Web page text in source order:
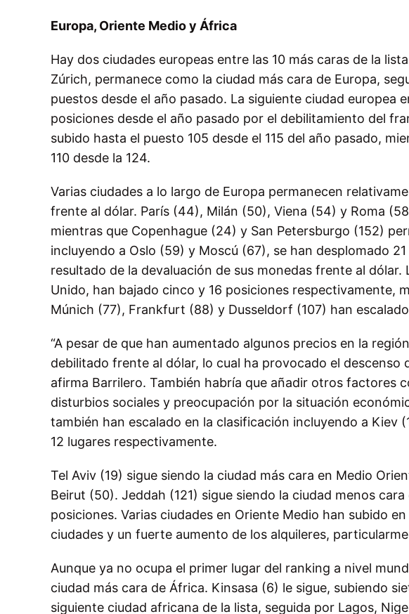
Europa, Oriente Medio y África
Hay dos ciudades europeas entre las 10 más caras de la
Zúrich, permanece como la ciudad más cara de Europa,
puestos desde el año pasado. La siguiente ciudad europea
posiciones desde el año pasado por el debilitamiento del
subido hasta el puesto 105 desde el 115 del año pasado,
110 desde la 124.
Varias ciudades a lo largo de Europa permanecen
frente al dólar. París (44), Milán (50), Viena (54) y Roma
mientras que Copenhague (24) y San Petersburgo (152)
incluyendo a Oslo (59) y Moscú (67), se han desplomado
resultado de la devaluación de sus monedas frente al
Unido, han bajado cinco y 16 posiciones respectivamente,
Múnich (77), Frankfurt (88) y Dusseldorf (107) han
“A pesar de que han aumentado algunos precios en la
debilitado frente al dólar, lo cual ha provocado el descenso
afirma Barrilero. También habría que añadir otros factores
disturbios sociales y preocupación por la situación
también han escalado en la clasificación incluyendo a Kiev
12 lugares respectivamente.
Tel Aviv (19) sigue siendo la ciudad más cara en Medio
Beirut (50). Jeddah (121) sigue siendo la ciudad menos
posiciones. Varias ciudades en Oriente Medio han subido
ciudades y un fuerte aumento de los alquileres,
Aunque ya no ocupa el primer lugar del ranking a nivel
ciudad más cara de África. Kinsasa (6) le sigue, subiendo
siguiente ciudad africana de la lista, seguida por Lagos,